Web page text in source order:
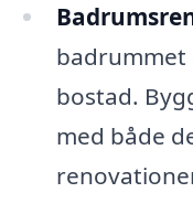
badrummet
bostad.
med både